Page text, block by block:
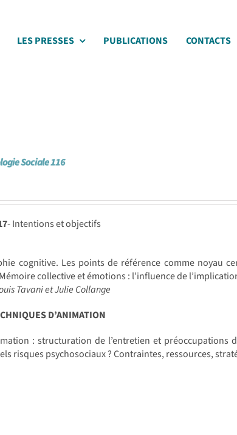
LES PRESSES PUBLICATIONS CONTACTS
Sociale 116
- Intentions et objectifs
cognitive. Les points de référence comme noyau
collective et émotions : l’influence de
Tavani et Julie Collange
D’ANIMATION
: structuration de l’entretien et préoccupations
risques psychosociaux ? Contraintes, ressources,